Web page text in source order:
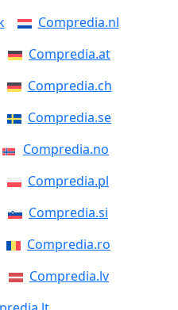
Compredia.nl
Compredia.at
Compredia.ch
Compredia.se
Compredia.no
Compredia.pl
Compredia.si
Compredia.ro
Compredia.lv